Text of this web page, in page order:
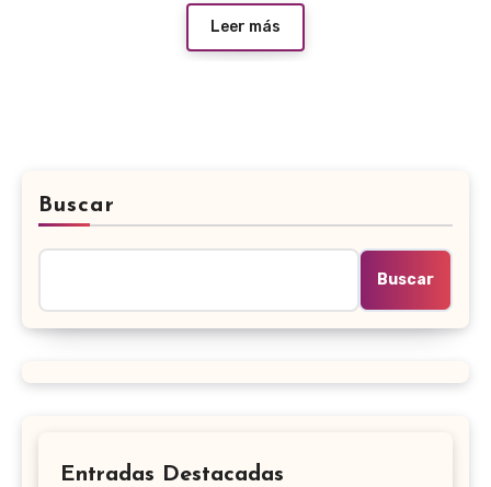
Leer más
Buscar
Buscar
Entradas Destacadas